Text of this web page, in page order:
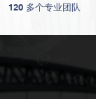
120 多个专业团队